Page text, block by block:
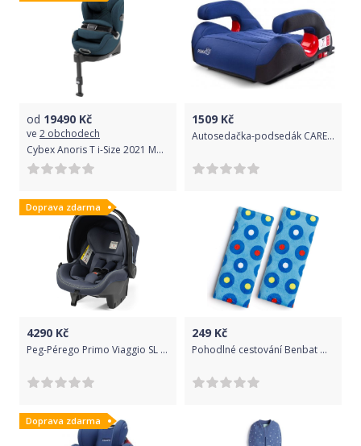
od 19490 Kč
ve 2 obchodech
Cybex Anoris T i-Size 2021 Mountain Blue
1509 Kč
Autosedačka-podsedák CARETERO Puma Isofix navy 2017, Modrá
Doprava zdarma
4290 Kč
Peg-Pérego Primo Viaggio SL 2018 New Life 2021
249 Kč
Pohodlné cestování Benbat Owl
Doprava zdarma